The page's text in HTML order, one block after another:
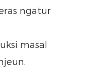
ngatur
masal